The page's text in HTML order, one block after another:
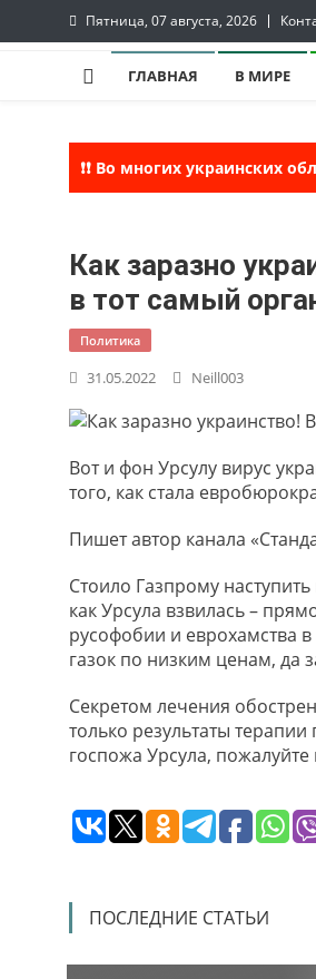
to
Пятница, 07 августа, 2026
Tewi
Tewi — Новости
ГЛАВНАЯ В МИРЕ
❗❗ Во многих украинских
Как заразно
в тот самый
Политика
31.05.2022 Neill003
Вот и фон Урсулу вирус
того, как стала
Пишет автор канала
Стоило Газпрому
как Урсула взвилась –
русофобии и еврохамства
газок по низким ценам, да
Секретом лечения
только результаты
госпожа Урсула, пожалуйте
ПОСЛЕДНИЕ СТАТЬИ